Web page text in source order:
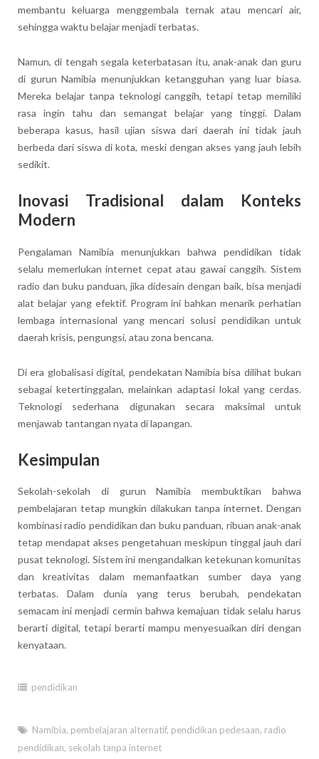
membantu keluarga menggembala ternak atau mencari air,
sehingga waktu belajar menjadi terbatas.
Namun, di tengah segala keterbatasan itu, anak-anak dan guru
di gurun Namibia menunjukkan ketangguhan yang luar biasa.
Mereka belajar tanpa teknologi canggih, tetapi tetap memiliki
rasa ingin tahu dan semangat belajar yang tinggi. Dalam
beberapa kasus, hasil ujian siswa dari daerah ini tidak jauh
berbeda dari siswa di kota, meski dengan akses yang jauh lebih
sedikit.
Inovasi Tradisional dalam Konteks
Modern
Pengalaman Namibia menunjukkan bahwa pendidikan tidak
selalu memerlukan internet cepat atau gawai canggih. Sistem
radio dan buku panduan, jika didesain dengan baik, bisa menjadi
alat belajar yang efektif. Program ini bahkan menarik perhatian
lembaga internasional yang mencari solusi pendidikan untuk
daerah krisis, pengungsi, atau zona bencana.
Di era globalisasi digital, pendekatan Namibia bisa dilihat bukan
sebagai ketertinggalan, melainkan adaptasi lokal yang cerdas.
Teknologi sederhana digunakan secara maksimal untuk
menjawab tantangan nyata di lapangan.
Kesimpulan
Sekolah-sekolah di gurun Namibia membuktikan bahwa
pembelajaran tetap mungkin dilakukan tanpa internet. Dengan
kombinasi radio pendidikan dan buku panduan, ribuan anak-anak
tetap mendapat akses pengetahuan meskipun tinggal jauh dari
pusat teknologi. Sistem ini mengandalkan ketekunan komunitas
dan kreativitas dalam memanfaatkan sumber daya yang
terbatas. Dalam dunia yang terus berubah, pendekatan
semacam ini menjadi cermin bahwa kemajuan tidak selalu harus
berarti digital, tetapi berarti mampu menyesuaikan diri dengan
kenyataan.
pendidikan
Namibia, pembelajaran alternatif, pendidikan pedesaan, radio
pendidikan, sekolah tanpa internet